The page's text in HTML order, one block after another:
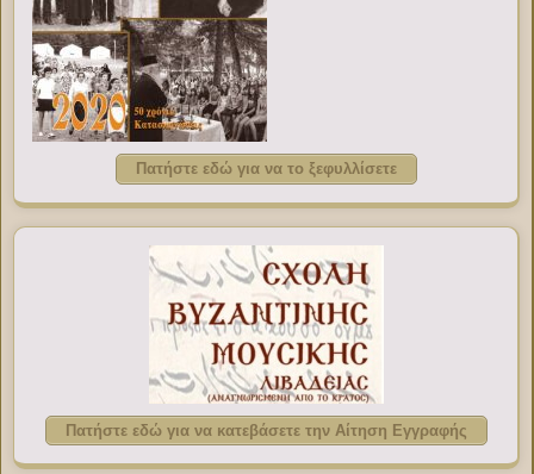
Πατήστε εδώ για να το ξεφυλλίσετε
Πατήστε εδώ για να κατεβάσετε την Αίτηση Εγγραφής